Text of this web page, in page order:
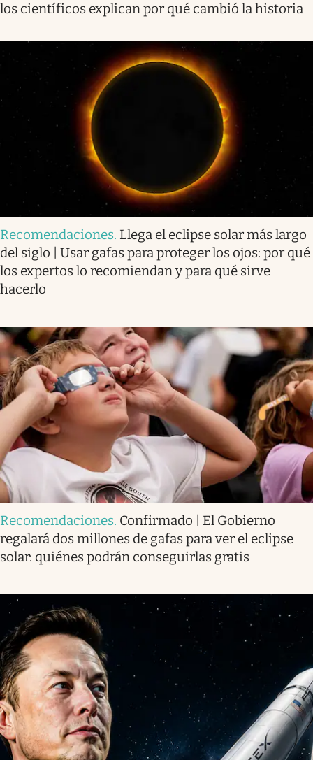
los científicos explican por qué cambió la historia
Recomendaciones. Llega el eclipse solar más largo
del siglo | Usar gafas para proteger los ojos: por qué
los expertos lo recomiendan y para qué sirve
hacerlo
Recomendaciones. Confirmado | El Gobierno
regalará dos millones de gafas para ver el eclipse
solar: quiénes podrán conseguirlas gratis